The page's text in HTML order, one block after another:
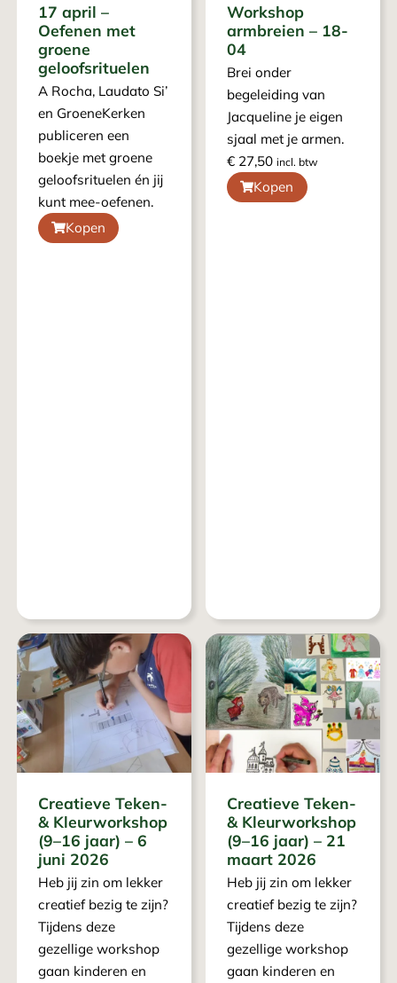
17 april –
Oefenen met
groene
geloofsrituelen
A Rocha, Laudato Si’
en GroeneKerken
publiceren een
boekje met groene
geloofsrituelen én jij
kunt mee-oefenen.
Kopen
Workshop
armbreien – 18-
04
Brei onder
begeleiding van
Jacqueline je eigen
sjaal met je armen.
€ 27,50 incl. btw
Kopen
Creatieve Teken-
& Kleurworkshop
(9–16 jaar) – 6
juni 2026
Heb jij zin om lekker
creatief bezig te zijn?
Tijdens deze
gezellige workshop
gaan kinderen en
Creatieve Teken-
& Kleurworkshop
(9–16 jaar) – 21
maart 2026
Heb jij zin om lekker
creatief bezig te zijn?
Tijdens deze
gezellige workshop
gaan kinderen en